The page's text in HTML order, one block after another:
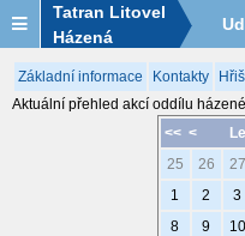
Tatran Litovel
Házená
Základní informace Kontakty
Aktuální přehled akcí oddílu
<< <
25
26 27
1
2 3
8
9 10